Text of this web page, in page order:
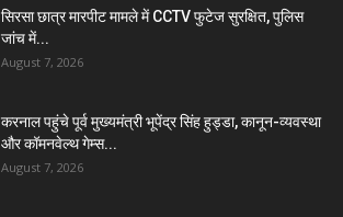
सिरसा छात्र मारपीट मामले में CCTV फुटेज सुरक्षित, पुलिस
जांच में...
August 7, 2026
करनाल पहुंचे पूर्व मुख्यमंत्री भूपेंद्र सिंह हुड्डा, कानून-व्यवस्था
और कॉमनवेल्थ गेम्स...
August 7, 2026